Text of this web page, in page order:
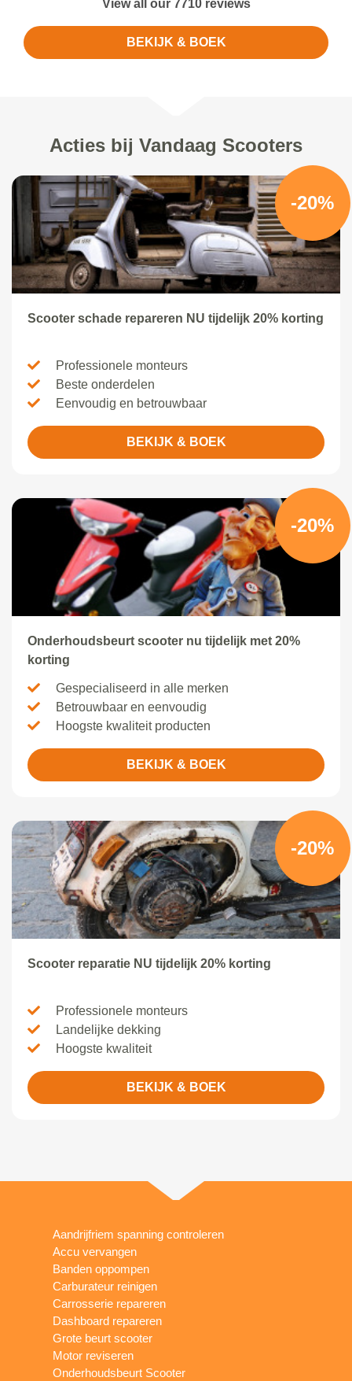
View all our 7710 reviews
BEKIJK & BOEK
Acties bij Vandaag Scooters
-20%
Scooter schade repareren NU tijdelijk 20% korting
Professionele monteurs
Beste onderdelen
Eenvoudig en betrouwbaar
BEKIJK & BOEK
-20%
Onderhoudsbeurt scooter nu tijdelijk met 20%
korting
Gespecialiseerd in alle merken
Betrouwbaar en eenvoudig
Hoogste kwaliteit producten
BEKIJK & BOEK
-20%
Scooter reparatie NU tijdelijk 20% korting
Professionele monteurs
Landelijke dekking
Hoogste kwaliteit
BEKIJK & BOEK
Aandrijfriem spanning controleren
Accu vervangen
Banden oppompen
Carburateur reinigen
Carrosserie repareren
Dashboard repareren
Grote beurt scooter
Motor reviseren
Onderhoudsbeurt Scooter